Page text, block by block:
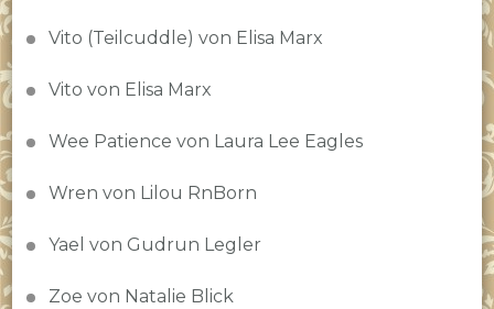
Vito (Teilcuddle) von Elisa Marx
Vito von Elisa Marx
Wee Patience von Laura Lee Eagles
Wren von Lilou RnBorn
Yael von Gudrun Legler
Zoe von Natalie Blick